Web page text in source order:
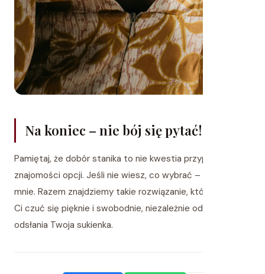
Na koniec – nie bój się pytać!
Pamiętaj, że dobór stanika to nie kwestia przypadku, tylko
znajomości opcji. Jeśli nie wiesz, co wybrać – przyjdź do
mnie. Razem znajdziemy takie rozwiązanie, które pozwoli
Ci czuć się pięknie i swobodnie, niezależnie od tego, ile
odsłania Twoja sukienka.